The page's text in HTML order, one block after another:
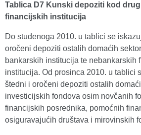
Tablica D7 Kunski depoziti kod
financijskih institucija
Do studenoga 2010. u tablici se
oročeni depoziti ostalih domaćih
bankarskih institucija te nebankarskih
institucija. Od prosinca 2010. u tablici
štedni i oročeni depoziti ostalih
investicijskih fondova osim novčanih
financijskih posrednika, pomoćnih
osiguravajućih društava i mirovinskih